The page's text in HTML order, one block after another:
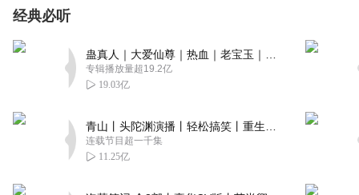
春节的内容很好 孩子很喜欢听 对孩子的启蒙意义也有一点
2022-02-08
三月_春雨
2021-10-20
经典必听
专辑播放量超19.2亿
19.03亿
连载节目超一千集
11.25亿